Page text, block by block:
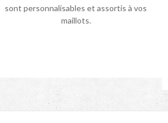
sont personnalisables et assortis à vos
maillots.